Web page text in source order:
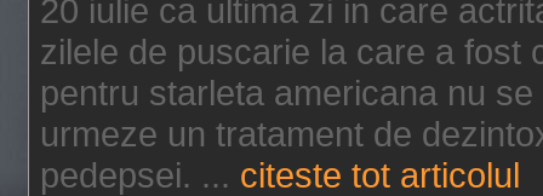
20 iulie ca ultima zi in care
zilele de puscarie la care a fost
pentru starleta americana nu
urmeze un tratament de
pedepsei. ... citeste tot articolul